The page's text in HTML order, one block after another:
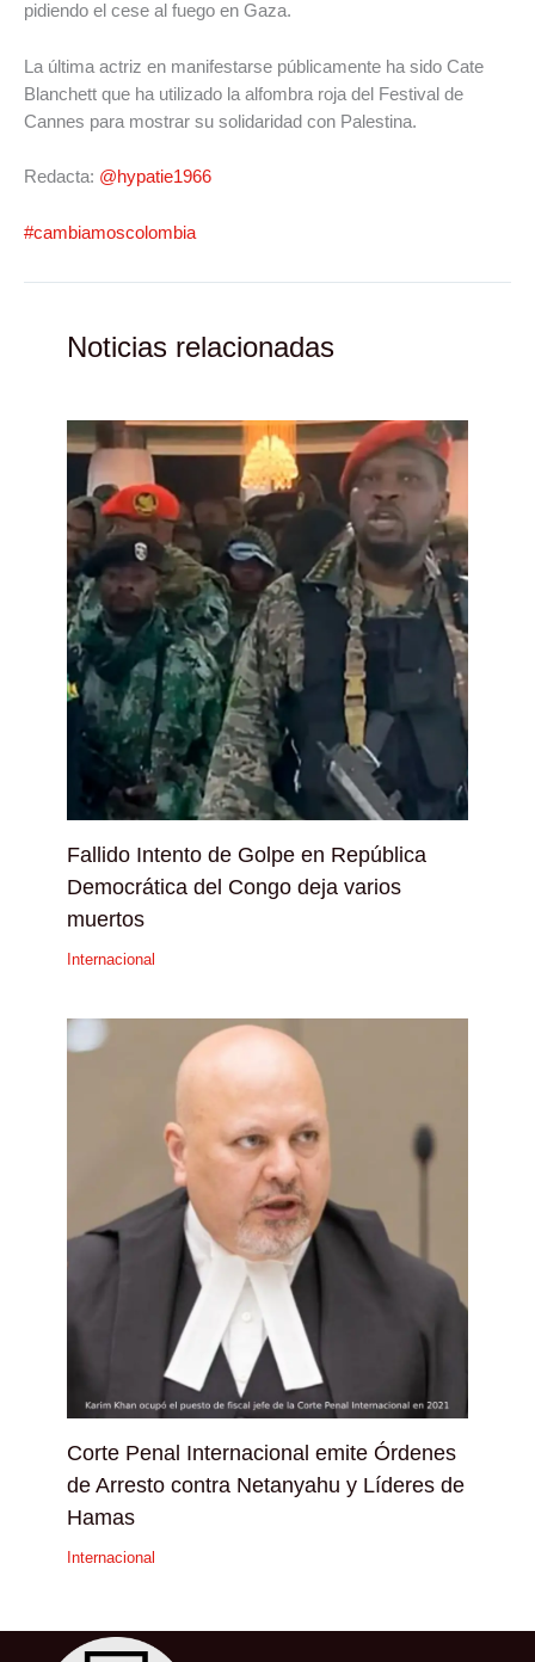
pidiendo el cese al fuego en Gaza.
La última actriz en manifestarse públicamente ha sido Cate
Blanchett que ha utilizado la alfombra roja del Festival de
Cannes para mostrar su solidaridad con Palestina.
Redacta: @hypatie1966
#cambiamoscolombia
Noticias relacionadas
Fallido Intento de Golpe en República
Democrática del Congo deja varios
muertos
Internacional
Corte Penal Internacional emite Órdenes
de Arresto contra Netanyahu y Líderes de
Hamas
Internacional